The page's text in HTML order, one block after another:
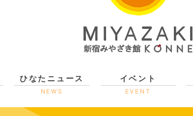
ひなたニュース
NEWS
イベント
EVENT